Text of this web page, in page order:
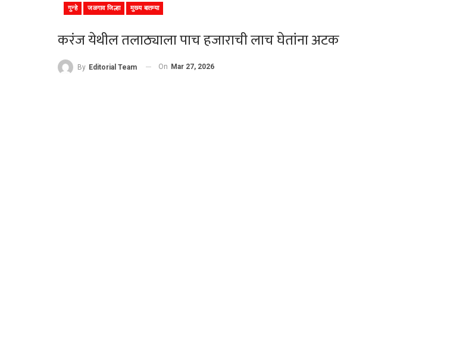
गुन्हे जळगाव जिल्हा मुख्य बातम्या
करंज येथील तलाठ्याला पाच हजाराची लाच घेतांना अटक
By Editorial Team On Mar 27, 2026